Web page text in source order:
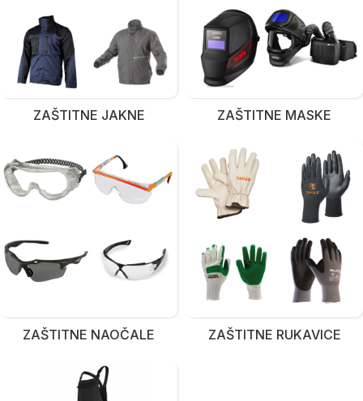
ZAŠTITNE JAKNE ZAŠTITNE MASKE
ZAŠTITNE NAOČALE ZAŠTITNE RUKAVICE